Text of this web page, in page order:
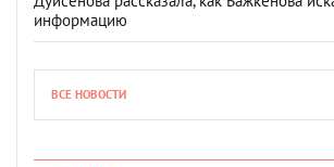
информацию
ВСЕ НОВОСТИ